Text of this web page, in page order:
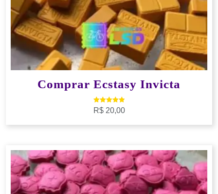
Comprar Ecstasy Invicta
Avaliação
5.00
R$20,00